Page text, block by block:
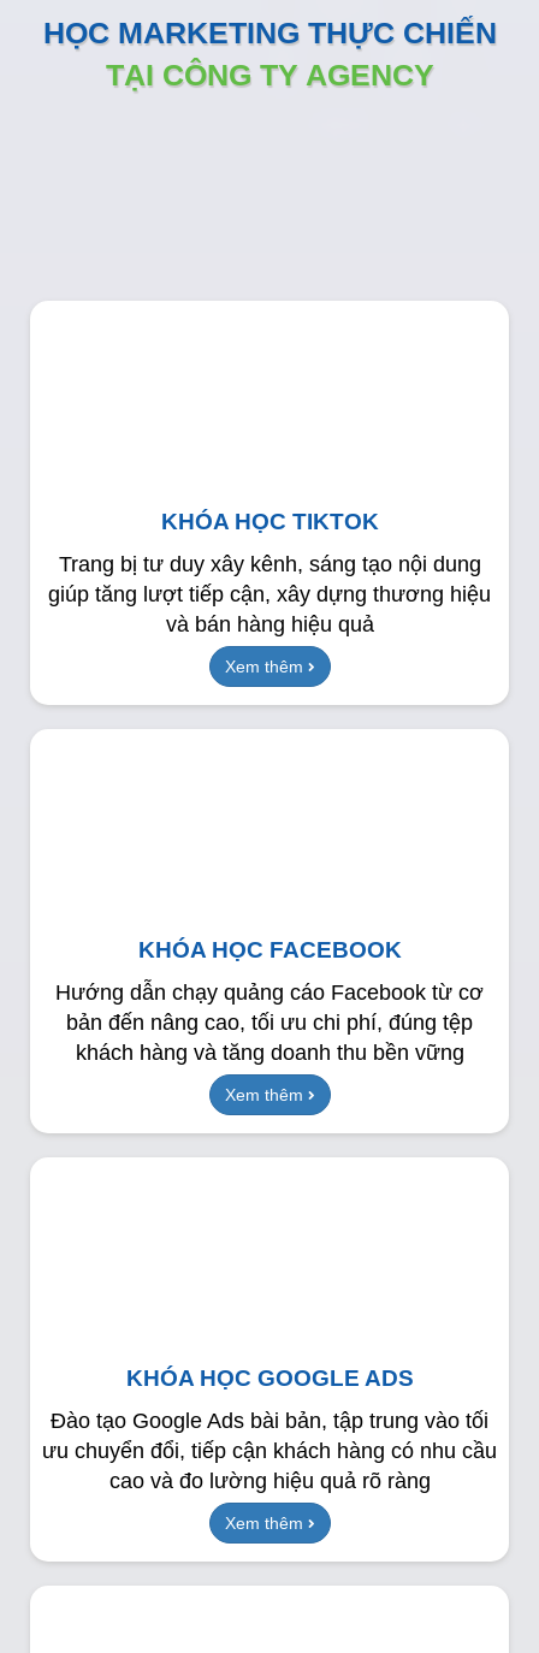
HỌC MARKETING THỰC CHIẾN
TẠI CÔNG TY AGENCY
KHÓA HỌC TIKTOK
Trang bị tư duy xây kênh, sáng tạo nội dung
giúp tăng lượt tiếp cận, xây dựng thương hiệu
và bán hàng hiệu quả
Xem thêm
KHÓA HỌC FACEBOOK
Hướng dẫn chạy quảng cáo Facebook từ cơ
bản đến nâng cao, tối ưu chi phí, đúng tệp
khách hàng và tăng doanh thu bền vững
Xem thêm
KHÓA HỌC GOOGLE ADS
Đào tạo Google Ads bài bản, tập trung vào tối
ưu chuyển đổi, tiếp cận khách hàng có nhu cầu
cao và đo lường hiệu quả rõ ràng
Xem thêm